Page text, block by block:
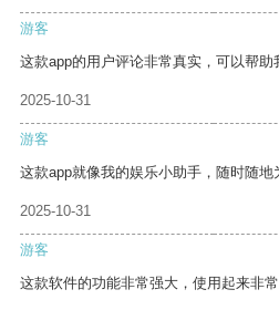
游客
这款app的用户评论非常真实，可以帮助
2025-10-31
游客
这款app就像我的娱乐小助手，随时随地
2025-10-31
游客
这款软件的功能非常强大，使用起来非常